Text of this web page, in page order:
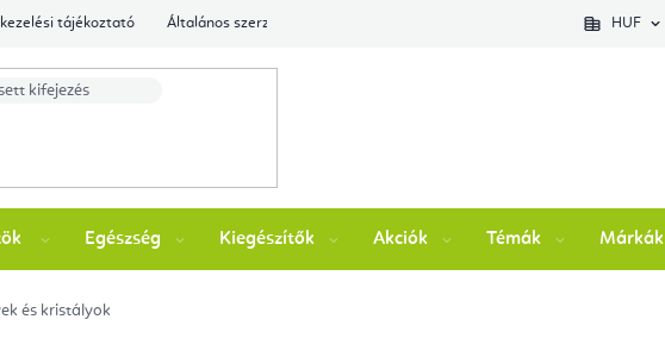
tájékoztató Általános szerződési feltételek Ellenőrizze a rendelés állapotátHUF
Egészség Kiegészítők Akciók Témák Márkák
és kristályok